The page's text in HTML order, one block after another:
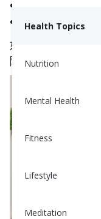
Health Topics
Nutrition
Mental Health
Fitness
Lifestyle
Meditation
缺乏運動
如果您有上述任
險可能會增加。